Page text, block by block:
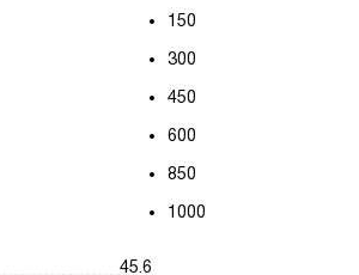
150
300
450
600
850
1000
45.6